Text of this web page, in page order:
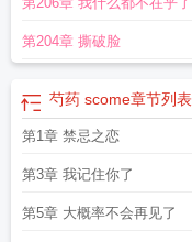
第204章 撕破脸
芍药 scome章节列表
第1章 禁忌之恋
第3章 我记住你了
第5章 大概率不会再见了